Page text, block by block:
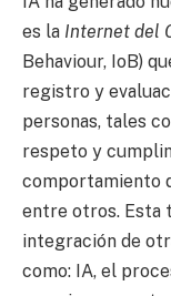
es la Internet del
Behaviour, IoB)
registro y
personas, tales
respeto y
comportamiento
entre otros. Esta
integración de
como: IA, el